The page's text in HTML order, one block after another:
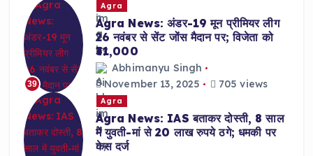
39
Agra
Agra News: अंडर-19 मून प्रीमियर लीग
26 नवंबर से सेंट जोंस मैदान पर; विजेता को
₹31,000
Abhimanyu Singh
November 13, 2025
705 views
Agra
Agra News: IAS बताकर दोस्ती, 8 साल
में युवती-मां से 20 लाख रुपये ठगे; धमकी पर
केस दर्ज